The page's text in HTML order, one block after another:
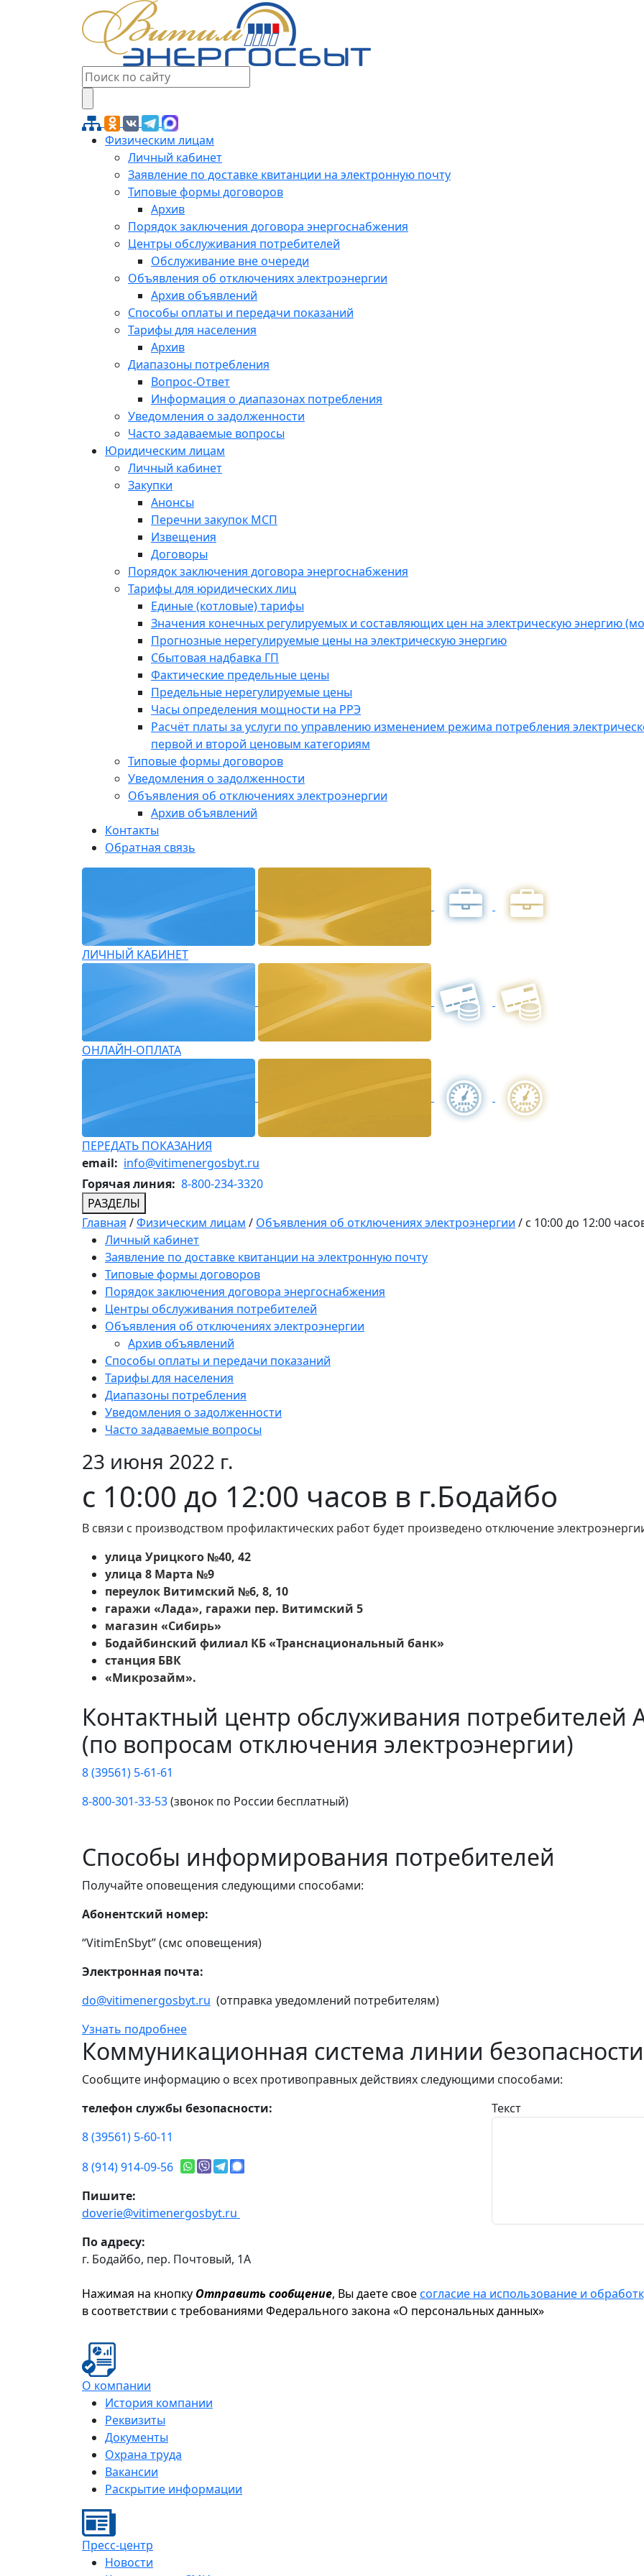
Физическим лицам
Личный кабинет
Заявление по доставке квитанции на электронную почту
Типовые формы договоров
Архив
Порядок заключения договора энергоснабжения
Центры обслуживания потребителей
Обслуживание вне очереди
Объявления об отключениях электроэнергии
Архив объявлений
Способы оплаты и передачи показаний
Тарифы для населения
Архив
Диапазоны потребления
Вопрос-Ответ
Информация о диапазонах потребления
Уведомления о задолженности
Часто задаваемые вопросы
Юридическим лицам
Личный кабинет
Закупки
Анонсы
Перечни закупок МСП
Извещения
Договоры
Порядок заключения договора энергоснабжения
Тарифы для юридических лиц
Единые (котловые) тарифы
Значения конечных регулируемых и составляющих цен на электрическую энергию
Прогнозные нерегулируемые цены на электрическую энергию
Сбытовая надбавка ГП
Фактические предельные цены
Предельные нерегулируемые цены
Часы определения мощности на РРЭ
Расчёт платы за услуги по управлению изменением режима потребления
первой и второй ценовым категориям
Типовые формы договоров
Уведомления о задолженности
Объявления об отключениях электроэнергии
Архив объявлений
Контакты
Обратная связь
ЛИЧНЫЙ КАБИНЕТ
ОНЛАЙН-ОПЛАТА
ПЕРЕДАТЬ ПОКАЗАНИЯ
email: info@vitimenergosbyt.ru
Горячая линия: 8-800-234-3320
РАЗДЕЛЫ
Главная /Физическим лицам / Объявления об отключениях электроэнергии / с 10:00 до 12:00
Личный кабинет
Заявление по доставке квитанции на электронную почту
Типовые формы договоров
Порядок заключения договора энергоснабжения
Центры обслуживания потребителей
Объявления об отключениях электроэнергии
Архив объявлений
Способы оплаты и передачи показаний
Тарифы для населения
Диапазоны потребления
Уведомления о задолженности
Часто задаваемые вопросы
23 июня 2022 г.
с 10:00 до 12:00 часов в г.Бодайбо
В связи с производством профилактических работ будет произведено отключение
улица Урицкого №40, 42
улица 8 Марта №9
переулок Витимский №6, 8, 10
гаражи «Лада», гаражи пер. Витимский 5
магазин «Сибирь»
Бодайбинский филиал КБ «Транснациональный банк»
станция БВК
«Микрозайм».
Контактный центр обслуживания потребителей
(по вопросам отключения электроэнергии)
8 (39561) 5-61-61
8-800-301-33-53(звонок по России бесплатный)
Способы информирования потребителей
Получайте оповещения следующими способами:
Абонентский номер:
“VitimEnSbyt” (смс оповещения)
Электронная почта:
do@vitimenergosbyt.ru (отправка уведомлений потребителям)
Узнать подробнее
Коммуникационная система линии безопасности
Сообщите информацию о всех противоправных действиях следующими способами:
телефон службы безопасности:
8 (39561) 5-60-11
8 (914) 914-09-56
Пишите:
doverie@vitimenergosbyt.ru
По адресу:
г. Бодайбо, пер. Почтовый, 1А
Текст
Нажимая на кнопку Отправить сообщение, Вы даете своесогласие на использование и
в соответствии с требованиями Федерального закона «О персональных данных»
О компании
История компании
Реквизиты
Документы
Охрана труда
Вакансии
Раскрытие информации
Пресс-центр
Новости